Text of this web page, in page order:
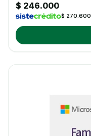
$ 246.000
$ 270.600